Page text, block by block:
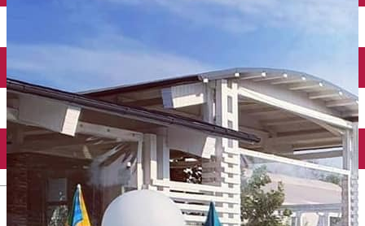
English
Încărcare vehicule electrice